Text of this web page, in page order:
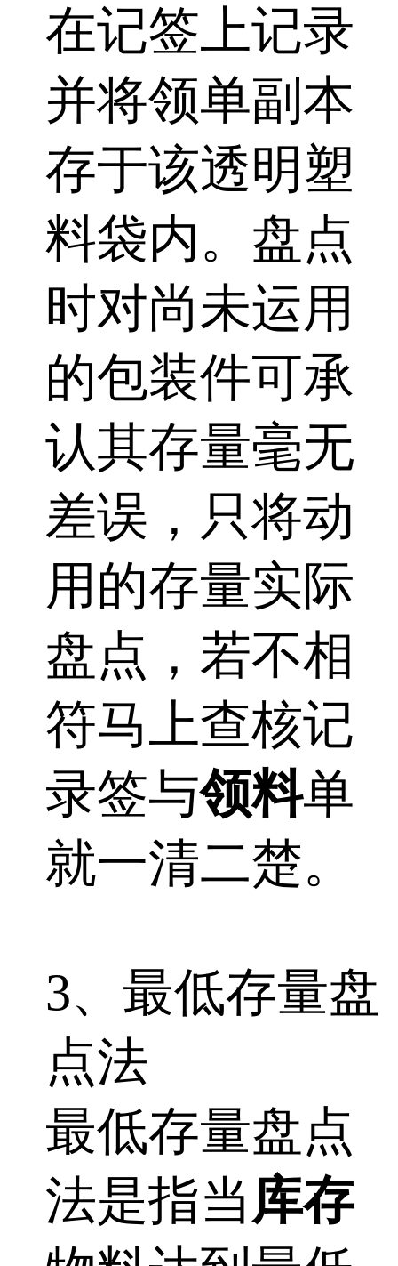
在记签上记录
并将领单副本
存于该透明塑
料袋内。盘点
时对尚未运用
的包装件可承
认其存量毫无
差误，只将动
用的存量实际
盘点，若不相
符马上查核记
录签与领料单
就一清二楚。
3、最低存量盘
点法
最低存量盘点
法是指当 库存